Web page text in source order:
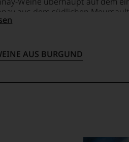
aus dem südlichen
wird dem Burgund
AUS BURGUND